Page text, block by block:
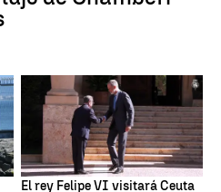
El rey Felipe VI visitará Ceuta